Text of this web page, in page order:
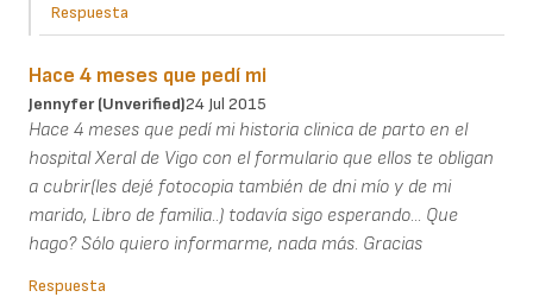
Respuesta
Hace 4 meses que pedí mi
Jennyfer (unverified)24 Jul 2015
Hace 4 meses que pedí mi historia clinica de parto en el
hospital Xeral de Vigo con el formulario que ellos te obligan
a cubrir(les dejé fotocopia también de dni mío y de mi
marido, Libro de familia..) todavía sigo esperando... Que
hago? Sólo quiero informarme, nada más. Gracias
Respuesta